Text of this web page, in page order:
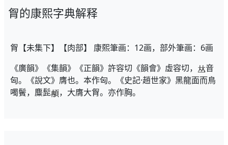
胷的康熙字典解释
胷【未集下】【肉部】 康熙筆画：12画，部外筆画：6画
《廣韻》《集韻》《正韻》許容切《韻會》虛容切，
音
匈。《說文》膺也。本作匈。《史記·趙世家》黑龍面而鳥
噣鬢，麋髭
，大膺大胷。亦作胸。